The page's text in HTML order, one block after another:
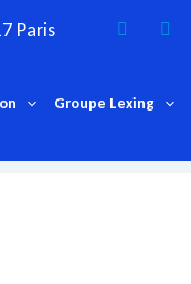
Paris
Groupe Lexing